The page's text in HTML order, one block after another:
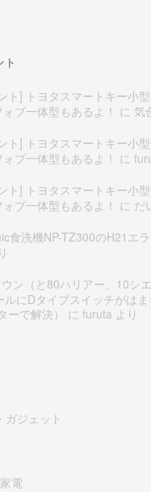
ト
ト] トヨタスマートキー小型
ブ一体型もあるよ！ に 気
ト] トヨタスマートキー小型
ブ一体型もあるよ！ に
ト] トヨタスマートキー小型
ブ一体型もあるよ！ に だ
食洗機NP-TZ300のH21エ
ン（と80ハリアー、10シ
ルにDタイプスイッチがは
ーで解決）
に furuta より
ガジェット
電